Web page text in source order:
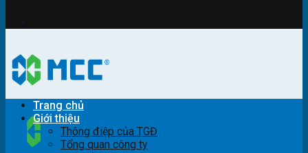
Trang chủ
Giới thiệu
Thông điệp của TGĐ
Tổng quan công ty